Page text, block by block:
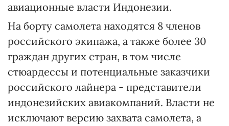
авиационные власти Индонезии.
На борту самолета находятся 8 членов
российского экипажа, а также более 30
граждан других стран, в том числе
стюардессы и потенциальные заказчики
российского лайнера - представители
индонезийских авиакомпаний. Власти не
исключают версию захвата самолета, а